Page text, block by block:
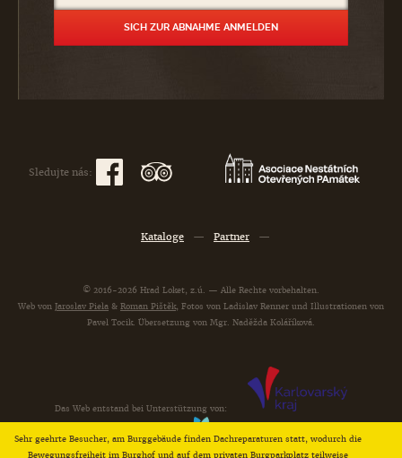
Sehr geehrte Besucher, am Burggebäude finden Dachreparaturen statt, wodurch die
Bewegungsfreiheit im Burghof und auf dem privaten Burgparkplatz teilweise
Sledujte nás:
Kataloge — Partner —
© 2016-2026 Hrad Loket, z.ú. — Alle Rechte vorbehalten.
Web von Jaroslav Piela & Roman Pištěk, Fotos von Ladislav Renner und Illustrationen von
Pavel Tocik. Übersetzung von Mgr. Naděžda Koláříková.
Das Web entstand bei Unterstützung von: